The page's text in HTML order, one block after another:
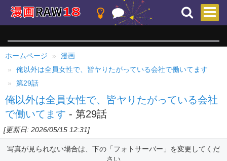
ホームページ
漫画
俺以外は全員女性で、皆ヤりたがっている会社で働いてます
第29話
俺以外は全員女性で、皆ヤりたがっている会社
で働いてます - 第29話
[更新日: 2026/05/15 12:31]
写真が見られない場合は、下の「フォトサーバー」を変更してくだ
さい